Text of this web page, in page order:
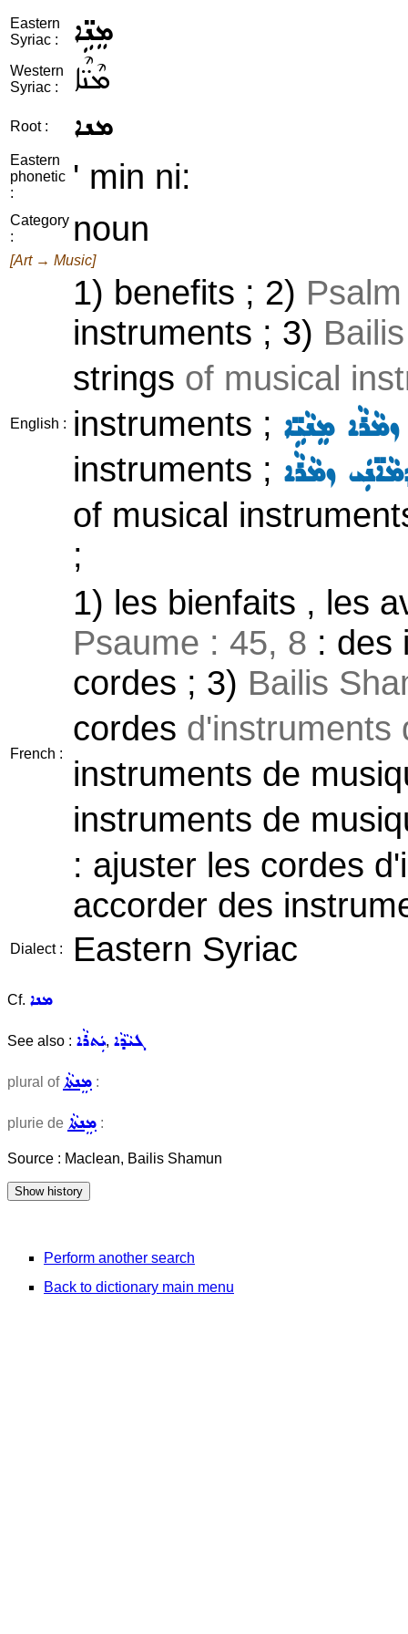
Eastern
Syriac :
ܡܸܢܹ̈ܐ
Western
Syriac :
ܡܶܢ̈ܶܐ
Root : ܡܢܐ
Eastern
phonetic
:
' min ni:
Category
:
noun
[Art → Music]
English :
1) benefits ; 2)
instruments ; 3)
strings of musical
instruments ; ܡܸܢܵܝܹ̈ܐ
instruments ; ܙܡܵܪܵܐ
of musical
;
French :
1) les bienfaits , les
Psaume : 45, 8 : des
cordes ; 3) Bailis
cordes d'instruments
instruments de
instruments de
: ajuster les cordes
accorder des
Dialect : Eastern Syriac
Cf. ܡܢܐ
See also : ܝܲܬܪܵܐ, ܓܝܵܕܵܐ
plural ofܡܸܢܬܵܐ :
plurie de ܡܸܢܬܵܐ :
Source : Maclean, Bailis Shamun
Perform another search
Back to dictionary main menu